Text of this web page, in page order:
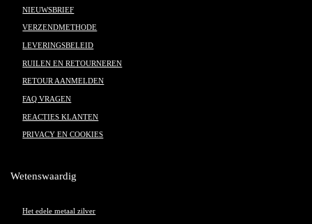
NIEUWSBRIEF
VERZENDMETHODE
LEVERINGSBELEID
RUILEN EN RETOURNEREN
RETOUR AANMELDEN
FAQ VRAGEN
REACTIES KLANTEN
PRIVACY EN COOKIES
Wetenswaardig
Het edele metaal zilver